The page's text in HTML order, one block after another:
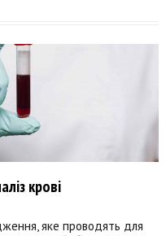
крові
яке проводять для